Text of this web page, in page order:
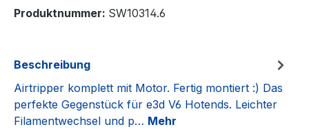
Produktnummer: SW10314.6
Beschreibung
Airtripper komplett mit Motor. Fertig montiert :) Das
perfekte Gegenstück für e3d V6 Hotends. Leichter
Filamentwechsel und p… Mehr